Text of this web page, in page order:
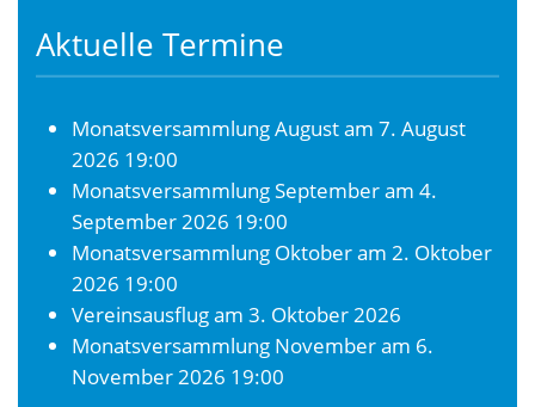
Aktuelle Termine
Monatsversammlung Augustam 7. August
2026 19:00
Monatsversammlung Septemberam 4.
September 2026 19:00
Monatsversammlung Oktoberam 2. Oktober
2026 19:00
Vereinsausflugam 3. Oktober 2026
Monatsversammlung Novemberam 6.
November 2026 19:00